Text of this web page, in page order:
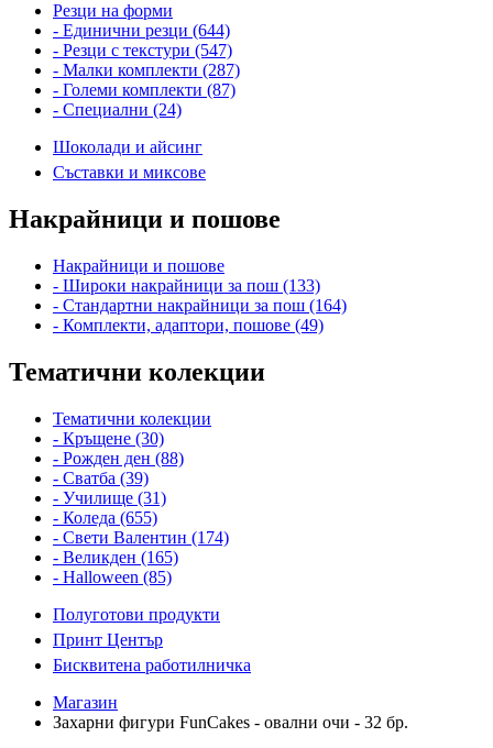
Резци на форми
- Единични резци (644)
- Резци с текстури (547)
- Малки комплекти (287)
- Големи комплекти (87)
- Специални (24)
Шоколади и айсинг
Съставки и миксове
Накрайници и пошове
Накрайници и пошове
- Широки накрайници за пош (133)
- Стандартни накрайници за пош (164)
- Комплекти, адаптори, пошове (49)
Тематични колекции
Тематични колекции
- Кръщене (30)
- Рожден ден (88)
- Сватба (39)
- Училище (31)
- Коледа (655)
- Свети Валентин (174)
- Великден (165)
- Halloween (85)
Полуготови продукти
Принт Център
Бисквитена работилничка
Магазин
Захарни фигури FunCakes - овални очи - 32 бр.